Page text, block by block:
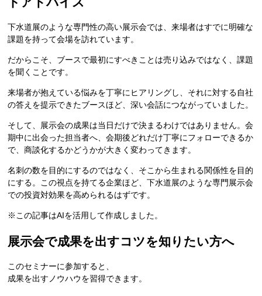
下水道展のような専門性の高い展示会では、来場者はすでに明確な
課題を持って会場を訪れています。
だからこそ、ブースで最初にすべきことは売り込みではなく、課題
を聞くことです。
来場者が抱えている悩みを丁寧にヒアリングし、それに対する自社
の答えを提示できたブースほど、深い会話につながっていました。
そして、展示会の成果は当日だけで決まるわけではありません。会
期中に出会った担当者へ、会期後どれだけ丁寧にフォローできるか
で、商談化するかどうかが大きく変わってきます。
名刺の数を目的にするのではなく、そこから生まれる関係性を目的
にする。この視点を持てる企業ほど、下水道展のような専門展示会
での投資対効果を高められるはずです。
※この記事はAIを活用して作成しました。
展示会で成果を出すコツを知りたい方へ
このセミナーに参加すると、
成果を出すノウハウを習得できます。